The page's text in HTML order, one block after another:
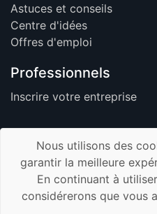
Astuces et conseils
Centre d'idées
Offres d'emploi
Professionnels
Inscrire votre entreprise
© 2026 Walup.be -
Nous utilisons des
garantir la meilleure
En continuant à
considérerons que vous